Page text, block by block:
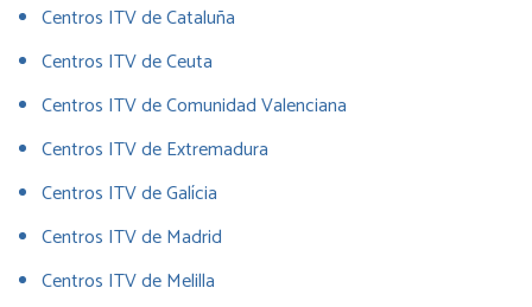
Centros ITV de Cataluña
Centros ITV de Ceuta
Centros ITV de Comunidad Valenciana
Centros ITV de Extremadura
Centros ITV de Galícia
Centros ITV de Madrid
Centros ITV de Melilla